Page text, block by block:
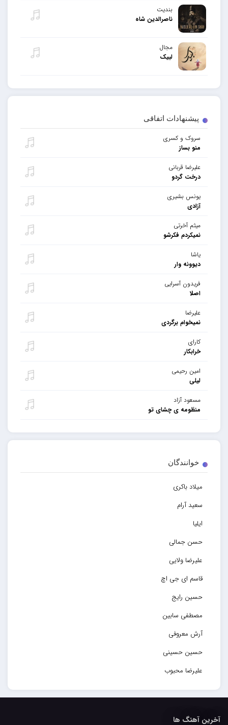
پیشنهادات اتفاقی
سروک و کسری
منو بساز
علیرضا قربانی
درخت گردو
یونس بشیری
آزادی
میثم آخرتی
نمیکردم فکرشو
یاشا
دیوونه وار
فریدون آسرایی
اصلا
علیرضا
نمیخوام برگردی
کارای
خرابکار
امین رحیمی
لیلی
مسعود آزاد
منظومه ی چشای تو
خوانندگان
میلاد باکری
سعید آرام
ایلیا
حسن جمالی
علیرضا ولایی
قاسم ای جی اچ
حسین رایج
مصطفی سابین
آرش معروفی
حسین حسینی
علیرضا محبوب
حسین حصارکی
بندیت
ناصرالدین شاه
مجال
لبیک
آخرین آهنگ ها